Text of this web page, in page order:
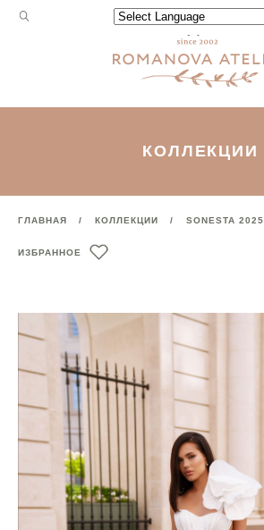
Запрос
Powered by
КОЛЛЕКЦИИ
ГЛАВНАЯ КОЛЛЕКЦИИ SONESTA 2025
ИЗБРАННОЕ